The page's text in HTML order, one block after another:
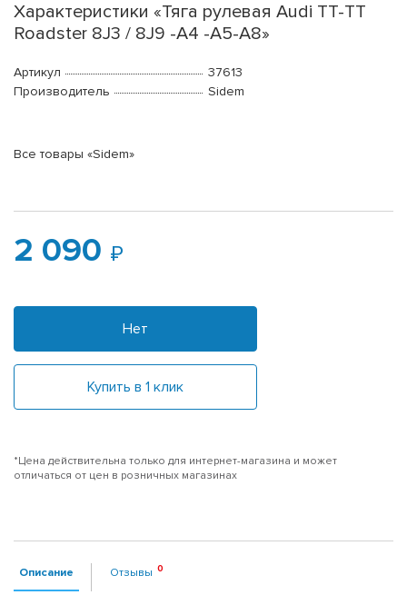
Характеристики «Тяга рулевая Audi TT-TT
Roadster 8J3 / 8J9 -A4 -A5-A8»
Артикул
37613
Производитель
Sidem
Все товары «Sidem»
2 090
Нет
Купить в 1 клик
*Цена действительна только для интернет-магазина и может
отличаться от цен в розничных магазинах
Описание Отзывы